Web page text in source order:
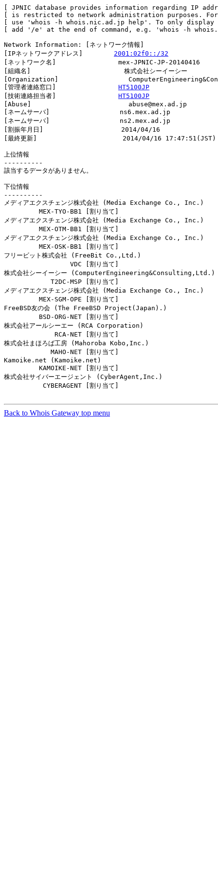
[ JPNIC database provides information regarding IP
[ is restricted to network administration purposes.
[ use 'whois -h whois.nic.ad.jp help'. To only
[ add '/e' at the end of command, e.g. 'whois -h
Network Information: [ネットワーク情報]
[IPネットワークアドレス] 2001:02f0::/32
[ネットワーク名]                mex-JPNIC-JP-20140416
[組織名]                        株式会社シーイーシー
[Organization]
[管理者連絡窓口] HT5100JP
[技術連絡担当者] HT5100JP
[Abuse]                         abuse@mex.ad.jp
[ネームサーバ]                  ns6.mex.ad.jp
[ネームサーバ]                  ns2.mex.ad.jp
[割振年月日]                    2014/04/16
[最終更新]                      2014/04/16 17:47:51(JST)
上位情報
----------
該当するデータがありません。
下位情報
----------
メディアエクスチェンジ株式会社 (Media Exchange Co., Inc.)
MEX-TYO-BB1 [割り
メディアエクスチェンジ株式会社 (Media Exchange Co., Inc.)
MEX-OTM-BB1 [割り当
メディアエクスチェンジ株式会社 (Media Exchange Co., Inc.)
MEX-OSK-BB1 [割り当
フリービット株式会社 (FreeBit Co.,Ltd.)
VDC [割り当
株式会社シーイーシー (ComputerEngineering&Consulting,Ltd.)
T2DC-MSP [割り当
メディアエクスチェンジ株式会社 (Media Exchange Co., Inc.)
MEX-SGM-OPE [割り当
FreeBSD友の会 (The FreeBSD Project(Japan).)
BSD-ORG-NET [割り当
株式会社アールシーエー (RCA Corporation)
RCA-NET [割り当
株式会社まほろば工房 (Mahoroba Kobo,Inc.)
MAHO-NET [割り当
Kamoike.net (Kamoike.net)
KAMOIKE-NET [割り当
株式会社サイバーエージェント (CyberAgent,Inc.)
CYBERAGENT [割り当
Back to Whois Gateway top menu